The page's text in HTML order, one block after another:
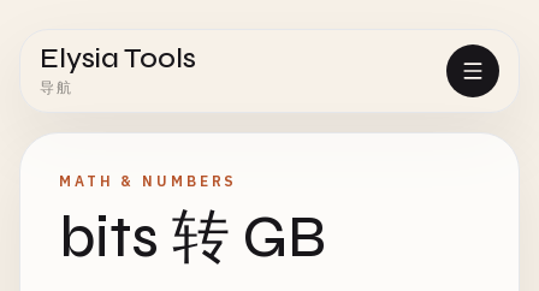
Elysia Tools
导航
MATH & NUMBERS
bits 转 GB